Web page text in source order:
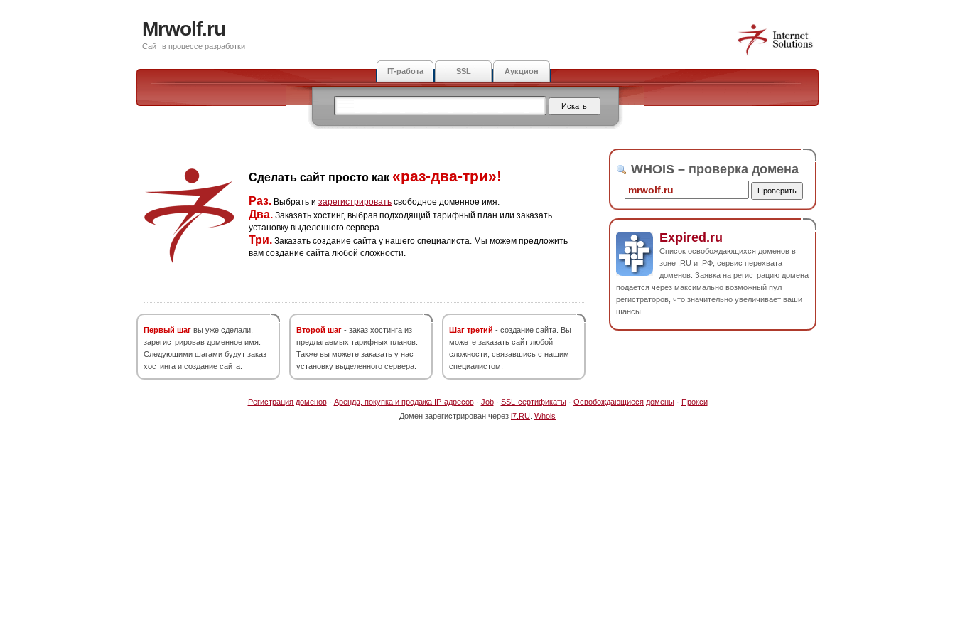
Mrwolf.ru
Сайт в процессе разработки
IT-работа SSL Аукцион
Сделать сайт просто как «раз-два-три»!
Раз. Выбрать и зарегистрировать свободное доменное имя.
Два. Заказать хостинг, выбрав подходящий тарифный план или заказать
установку выделенного сервера.
Три. Заказать создание сайта у нашего специалиста. Мы можем предложить
вам создание сайта любой сложности.
Первый шаг вы уже сделали,
зарегистрировав доменное имя.
Следующими шагами будут заказ
хостинга и создание сайта.
Второй шаг - заказ хостинга из
предлагаемых тарифных планов.
Также вы можете заказать у нас
установку выделенного сервера.
Шаг третий - создание сайта. Вы
можете заказать сайт любой
сложности, связавшись с нашим
специалистом.
WHOIS – проверка домена
Expired.ru
Список освобождающихся доменов в
зоне .RU и .РФ, сервис перехвата
доменов. Заявка на регистрацию домена
подается через максимально возможный пул
регистраторов, что значительно увеличивает ваши
шансы.
Регистрация доменов· Аренда, покупка и продажа IP-адресов· Job· SSL-сертификаты· Освобождающиеся домены· Прокси
Домен зарегистрирован через i7.RU Whois